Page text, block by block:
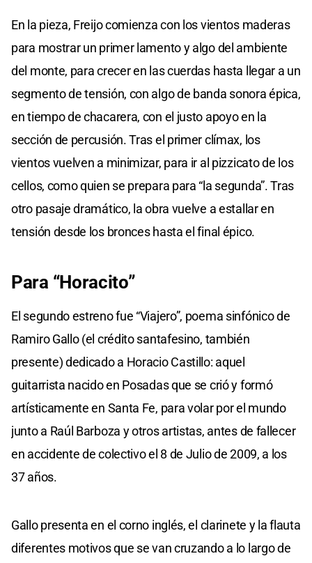
En la pieza, Freijo comienza con los vientos maderas
para mostrar un primer lamento y algo del ambiente
del monte, para crecer en las cuerdas hasta llegar a un
segmento de tensión, con algo de banda sonora épica,
en tiempo de chacarera, con el justo apoyo en la
sección de percusión. Tras el primer clímax, los
vientos vuelven a minimizar, para ir al pizzicato de los
cellos, como quien se prepara para “la segunda”. Tras
otro pasaje dramático, la obra vuelve a estallar en
tensión desde los bronces hasta el final épico.
Para “Horacito”
El segundo estreno fue “Viajero”, poema sinfónico de
Ramiro Gallo (el crédito santafesino, también
presente) dedicado a Horacio Castillo: aquel
guitarrista nacido en Posadas que se crió y formó
artísticamente en Santa Fe, para volar por el mundo
junto a Raúl Barboza y otros artistas, antes de fallecer
en accidente de colectivo el 8 de Julio de 2009, a los
37 años.
Gallo presenta en el corno inglés, el clarinete y la flauta
diferentes motivos que se van cruzando a lo largo de